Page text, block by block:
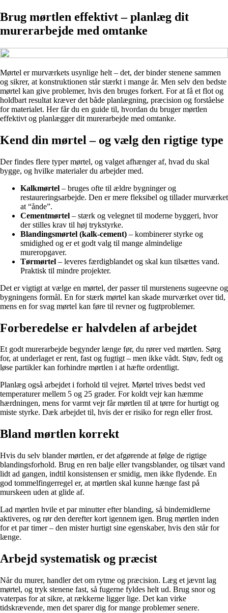
Brug mørtlen effektivt – planlæg dit
murerarbejde med omtanke
Mørtel er murværkets usynlige helt – det, der binder stenene sammen
og sikrer, at konstruktionen står stærkt i mange år. Men selv den bedste
mørtel kan give problemer, hvis den bruges forkert. For at få et flot og
holdbart resultat kræver det både planlægning, præcision og forståelse
for materialet. Her får du en guide til, hvordan du bruger mørtlen
effektivt og planlægger dit murerarbejde med omtanke.
Kend din mørtel – og vælg den rigtige type
Der findes flere typer mørtel, og valget afhænger af, hvad du skal
bygge, og hvilke materialer du arbejder med.
Kalkmørtel – bruges ofte til ældre bygninger og
restaureringsarbejde. Den er mere fleksibel og tillader murværket
at “ånde”.
Cementmørtel – stærk og velegnet til moderne byggeri, hvor
der stilles krav til høj trykstyrke.
Blandingsmørtel (kalk-cement) – kombinerer styrke og
smidighed og er et godt valg til mange almindelige
mureropgaver.
Tørmørtel – leveres færdigblandet og skal kun tilsættes vand.
Praktisk til mindre projekter.
Det er vigtigt at vælge en mørtel, der passer til murstenens sugeevne og
bygningens formål. En for stærk mørtel kan skade murværket over tid,
mens en for svag mørtel kan føre til revner og fugtproblemer.
Forberedelse er halvdelen af arbejdet
Et godt murerarbejde begynder længe før, du rører ved mørtlen. Sørg
for, at underlaget er rent, fast og fugtigt – men ikke vådt. Støv, fedt og
løse partikler kan forhindre mørtlen i at hæfte ordentligt.
Planlæg også arbejdet i forhold til vejret. Mørtel trives bedst ved
temperaturer mellem 5 og 25 grader. For koldt vejr kan hæmme
hærdningen, mens for varmt vejr får mørtlen til at tørre for hurtigt og
miste styrke. Dæk arbejdet til, hvis der er risiko for regn eller frost.
Bland mørtlen korrekt
Hvis du selv blander mørtlen, er det afgørende at følge de rigtige
blandingsforhold. Brug en ren balje eller tvangsblander, og tilsæt vand
lidt ad gangen, indtil konsistensen er smidig, men ikke flydende. En
god tommelfingerregel er, at mørtlen skal kunne hænge fast på
murskeen uden at glide af.
Lad mørtlen hvile et par minutter efter blanding, så bindemidlerne
aktiveres, og rør den derefter kort igennem igen. Brug mørtlen inden
for et par timer – den mister hurtigt sine egenskaber, hvis den står for
længe.
Arbejd systematisk og præcist
Når du murer, handler det om rytme og præcision. Læg et jævnt lag
mørtel, og tryk stenene fast, så fugerne fyldes helt ud. Brug snor og
vaterpas for at sikre, at rækkerne ligger lige. Det kan virke
tidskrævende, men det sparer dig for mange problemer senere.